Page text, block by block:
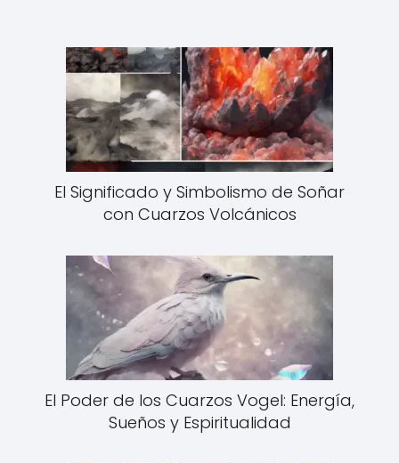
El Significado y Simbolismo de Soñar
con Cuarzos Volcánicos
El Poder de los Cuarzos Vogel: Energía,
Sueños y Espiritualidad